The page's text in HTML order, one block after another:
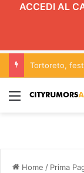
ACCEDI AL
Menu
Home / Prima